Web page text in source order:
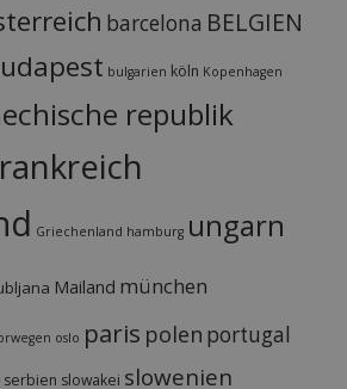
barcelona BELGIEN
bulgarien köln Kopenhagen
republik
Griechenland hamburg ungarn
Mailand münchen
oslo paris polen portugal
serbien slowakei slowenien